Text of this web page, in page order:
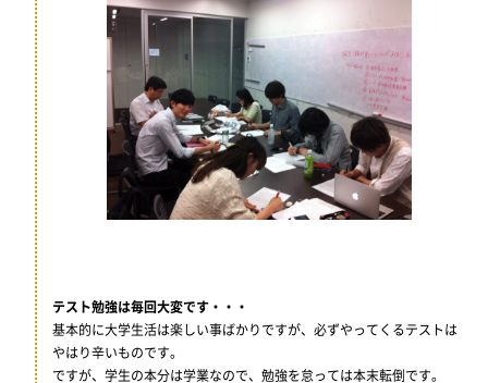
テスト勉強は毎回大変です・・・
基本的に大学生活は楽しい事ばかりですが、必ずやってくるテストは
やはり辛いものです。
ですが、学生の本分は学業なので、勉強を怠っては本末転倒です。